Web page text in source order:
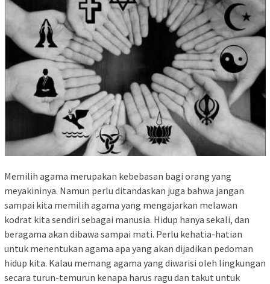
Memilih agama merupakan kebebasan bagi orang yang
meyakininya. Namun perlu ditandaskan juga bahwa jangan
sampai kita memilih agama yang mengajarkan melawan
kodrat kita sendiri sebagai manusia. Hidup hanya sekali, dan
beragama akan dibawa sampai mati. Perlu kehatia-hatian
untuk menentukan agama apa yang akan dijadikan pedoman
hidup kita. Kalau memang agama yang diwarisi oleh lingkungan
secara turun-temurun kenapa harus ragu dan takut untuk